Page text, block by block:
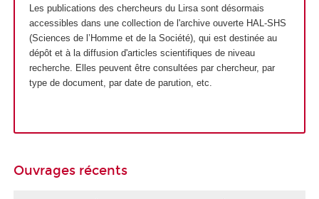
Les publications des chercheurs du Lirsa sont désormais
accessibles dans une collection de l'archive ouverte HAL-SHS
(Sciences de l’Homme et de la Société), qui est destinée au
dépôt et à la diffusion d'articles scientifiques de niveau
recherche. Elles peuvent être consultées par chercheur, par
type de document, par date de parution, etc.
Ouvrages récents